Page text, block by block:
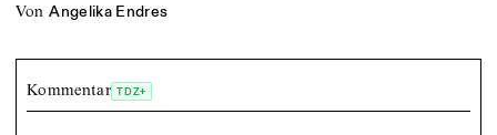
von Angelika Endres
Kommentar TDZ+